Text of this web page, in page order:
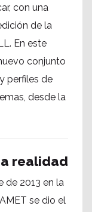
con una
de la
En este
conjunto
perfiles de
desde la
realidad
de 2013 en la
se dio el